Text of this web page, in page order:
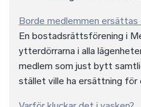
Borde medlemmen
En bostadsrättsförening i
ytterdörrarna i alla
medlem som just bytt
stället ville ha ersättning för